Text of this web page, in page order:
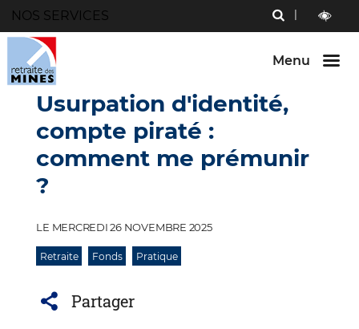
Aller au
contenu
Aller au
menu
Aller au
bouton
NOS SERVICES
Menu
RECHERCHE
Menu
Usurpation d'identité,
compte piraté :
comment me prémunir
?
LE MERCREDI 26 NOVEMBRE 2025
Retraite Fonds Pratique
Partager